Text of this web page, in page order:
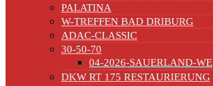
PALATINA
W-TREFFEN BAD DRIBURG
ADAC-CLASSIC
30-50-70
04-2026-SAUERLAND-WE
DKW RT 175 RESTAURIERUNG